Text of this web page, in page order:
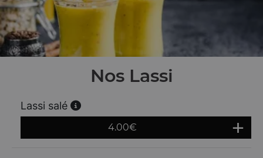
Nos Lassi
Lassi salé
4.00€